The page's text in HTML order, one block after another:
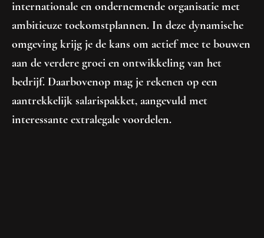
internationale en ondernemende organisatie met
ambitieuze toekomstplannen. In deze dynamische
omgeving krijg je de kans om actief mee te bouwen
aan de verdere groei en ontwikkeling van het
bedrijf. Daarbovenop mag je rekenen op een
aantrekkelijk salarispakket, aangevuld met
interessante extralegale voordelen.